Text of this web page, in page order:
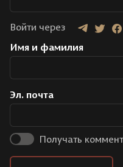
Войти через
Имя и фамилия
Эл. почта
Получать